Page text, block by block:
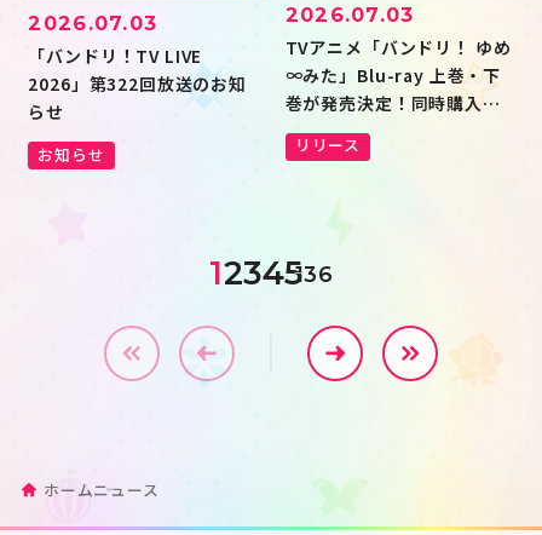
2026.07.03
お知らせ
「バンドリ！TV LIVE
2026」第322回放送のお知
らせ
2026.07.03
リリース
TVアニメ「バンドリ！ ゆめ
∞みた」Blu-ray 上巻・下
巻が発売決定！同時購入キ
ャンペーンも開催決定！
12345136
ホームニュース